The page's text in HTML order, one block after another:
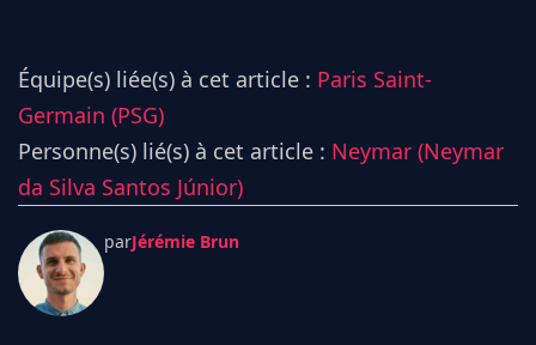
Équipe(s) liée(s) à cet article : Paris Saint-
Germain (PSG)
Personne(s) lié(s) à cet article : Neymar (Neymar
da Silva Santos Júnior)
parJérémie Brun